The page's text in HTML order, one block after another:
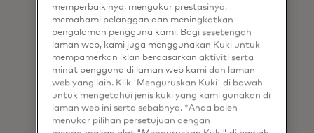
adalah platformUnlocked
pasar internal untuk
menghubungkan orang
dengan mentor dan proyek.
“Mentoring tidak
memerlukan senioritas — itu
hanya membutuhkan
keahlian dan kepercayaan
memperbaikinya, mengukur prestasinya,
memahami pelanggan dan meningkatkan
pengalaman pengguna kami. Bagi sesetengah
laman web, kami juga menggunakan Kuki untuk
mempamerkan iklan berdasarkan aktiviti serta
minat pengguna di laman web kami dan laman
web yang lain. Klik 'Menguruskan Kuki' di bawah
untuk mengetahui jenis kuki yang kami gunakan di
laman web ini serta sebabnya. *Anda boleh
menukar pilihan persetujuan dengan